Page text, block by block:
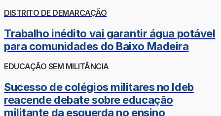
DISTRITO DE DEMARCAÇÃO
Trabalho inédito vai garantir água potável
para comunidades do Baixo Madeira
EDUCAÇÃO SEM MILITÂNCIA
Sucesso de colégios militares no Ideb
reacende debate sobre educação
militante da esquerda no ensino